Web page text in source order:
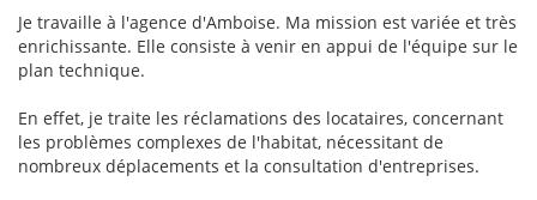
Je travaille à l'agence d'Amboise. Ma mission est variée et très
enrichissante. Elle consiste à venir en appui de l'équipe sur le
plan technique.
En effet, je traite les réclamations des locataires, concernant
les problèmes complexes de l'habitat, nécessitant de
nombreux déplacements et la consultation d'entreprises.